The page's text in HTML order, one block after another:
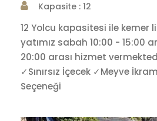
Kapasite : 12
12 Yolcu kapasitesi ile kemer
yatımız sabah 10:00 - 15:00
20:00 arası hizmet
✓Sınırsız İçecek ✓Meyve
Seçeneği